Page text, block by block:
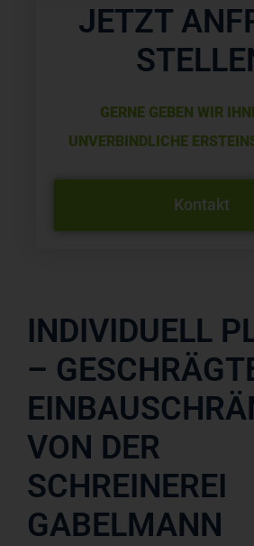
JETZT
GERNE GEBEN WIR
UNVERBINDLICHE
Kontakt
INDIVIDUELL
–
VON DER
SCHREINEREI
GABELMANN